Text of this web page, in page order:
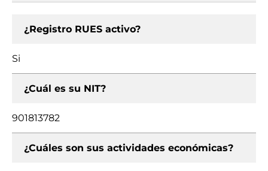
¿Registro RUES activo?
Si
¿Cuál es su NIT?
901813782
¿Cuáles son sus actividades económicas?